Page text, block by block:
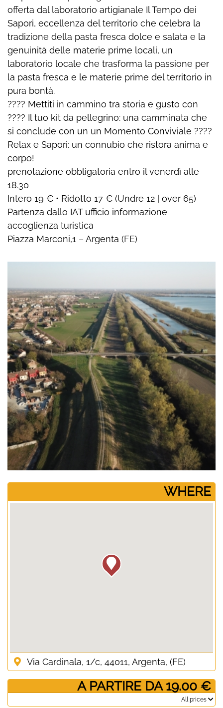
offerta dal laboratorio artigianale Il Tempo dei
Sapori, eccellenza del territorio che celebra la
tradizione della pasta fresca dolce e salata e la
genuinità delle materie prime locali, un
laboratorio locale che trasforma la passione per
la pasta fresca e le materie prime del territorio in
pura bontà.
???? Mettiti in cammino tra storia e gusto con
???? Il tuo kit da pellegrino: una camminata che
si conclude con un un Momento Conviviale ????
Relax e Sapori: un connubio che ristora anima e
corpo!
prenotazione obbligatoria entro il venerdì alle
18.30
Intero 19 € • Ridotto 17 € (Undre 12 | over 65)
Partenza dallo IAT ufficio informazione
accoglienza turistica
Piazza Marconi,1 – Argenta (FE)
­WHERE
Via Cardinala, 1/c, 44011, Argenta, (FE)
­ A PARTIRE DA 19.00 €
­All prices